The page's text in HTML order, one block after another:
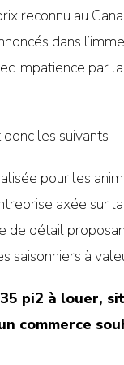
reconnu au
dans
impatience par
les suivants :
pour les
axée sur
de détail
saisonniers à
pi2 à louer,
commerce